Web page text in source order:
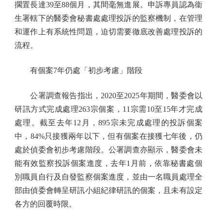
擱置長達39至88個月，其間毫無進展。申訴專員認為衞
生署轄下的醫委會秘書處處理投訴的監察機制，在管理
和運作上有系統性問題，迫切需要徹底改善處理投訴的
流程。
有個案7年仍處「初步考慮」階段
公署調查報告指出，2020至2025年期間，醫委會以
研訊方式完成處理263宗個案，11宗需10至15年才完成
處理。截至去年12月，895宗未完成處理的投訴個案
中，84%只接獲兩年以下，但有個案在接獲七年後，仍
處於偵委會初步考慮階段。公署調查亦顯示，醫委會未
能有效監察投訴個案進度，去年1月前，依靠秘書處個
別職員自行及自發監察個案進度，並由一名職員處理全
部由偵委會轉呈研訊小組紀律研訊的個案，且未有設定
各方的回覆時限。